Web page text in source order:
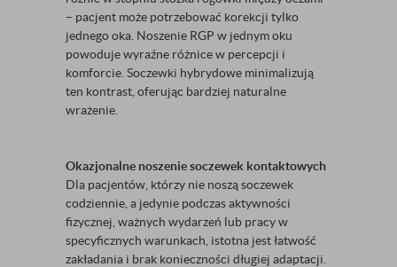
– pacjent może potrzebować korekcji tylko
jednego oka. Noszenie RGP w jednym oku
powoduje wyraźne różnice w percepcji i
komforcie. Soczewki hybrydowe minimalizują
ten kontrast, oferując bardziej naturalne
wrażenie.
Okazjonalne noszenie soczewek kontaktowych
Dla pacjentów, którzy nie noszą soczewek
codziennie, a jedynie podczas aktywności
fizycznej, ważnych wydarzeń lub pracy w
specyficznych warunkach, istotna jest łatwość
zakładania i brak konieczności długiej adaptacji.